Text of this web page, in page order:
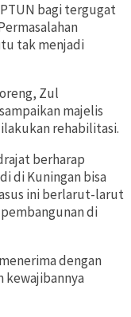
bagi tergugat
tak menjadi
Zul
majelis
rehabilitasi.
berharap
di Kuningan bisa
ini berlarut-larut
di
dengan
kewajibannya